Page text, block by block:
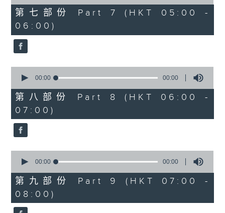
0
seconds
第七部份 Part 7 (HKT 05:00 -
06:00)
seconds
0
seconds
00:00 00:00
第八部份 Part 8 (HKT 06:00 -
07:00)
seconds
0
seconds
00:00 00:00
第九部份 Part 9 (HKT 07:00 -
08:00)